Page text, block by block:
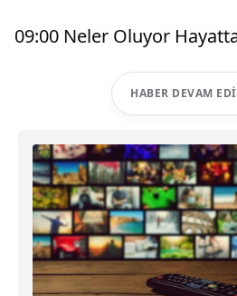
09:00 Neler Oluyor
HABER DEVAM